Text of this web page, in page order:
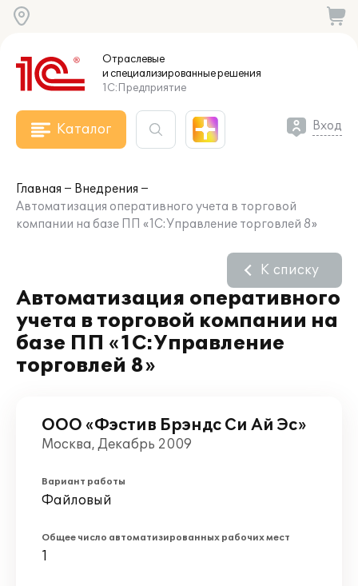
Отраслевые
и специализированныерешения
1С:Предприятие
Каталог Вход
Главная
Внедрения
Автоматизация оперативного учета в торговой
компании на базе ПП «1С:Управление торговлей 8»
Автоматизация оперативного
учета в торговой компании на
базе ПП «1С:Управление
торговлей 8»
К списку
ООО «Фэстив Брэндс Си Ай Эс»
Москва, Декабрь 2009
Вариант работы
Файловый
Общее число автоматизированных рабочих мест
1